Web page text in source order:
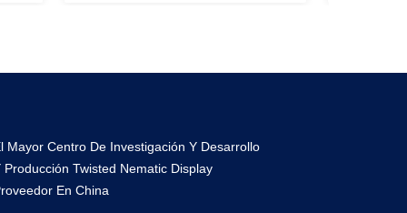
Mayor Centro De Investigación Y Desarrollo
Producción Twisted Nematic Display
En China